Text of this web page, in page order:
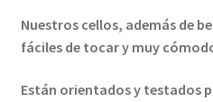
Inicio
Nuestros cellos, además de
fáciles de tocar y muy
Están orientados y testados